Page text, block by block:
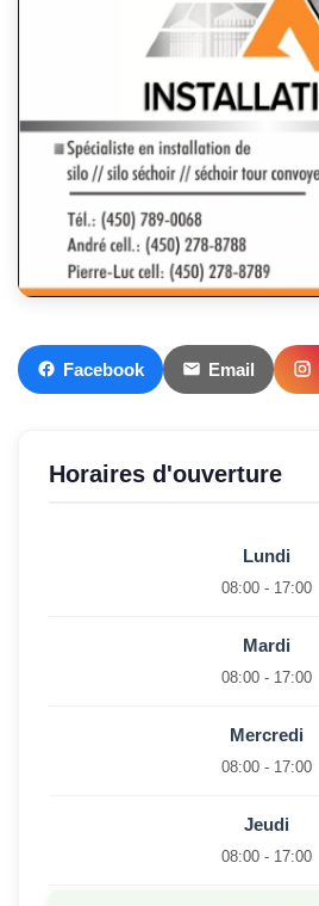
Facebook Email
Horaires d'ouverture
Lundi
08:00 - 17:00
Mardi
08:00 - 17:00
Mercredi
08:00 - 17:00
Jeudi
08:00 - 17:00